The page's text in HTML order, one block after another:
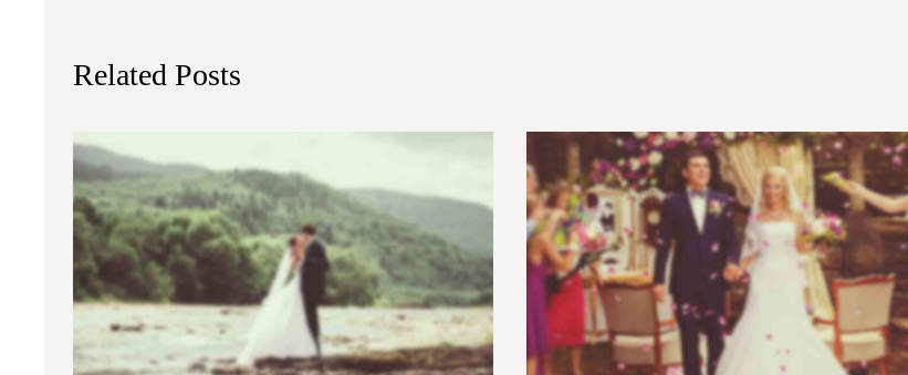
Related Posts